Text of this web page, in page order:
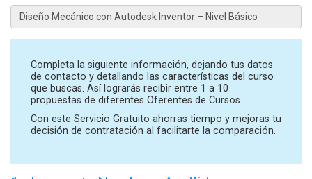
Completa la siguiente información, dejando tus datos
de contacto y detallando las características del curso
que buscas. Así lograrás recibir entre 1 a 10
propuestas de diferentes Oferentes de Cursos.
Con este Servicio Gratuito ahorras tiempo y mejoras tu
decisión de contratación al facilitarte la comparación.